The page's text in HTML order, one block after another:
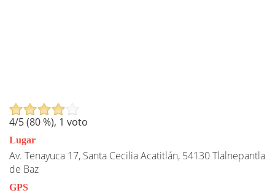
4/5 (80%), 1 voto
Lugar
Av. Tenayuca 17, Santa Cecilia Acatitlán, 54130 Tlalnepantla
de Baz
GPS